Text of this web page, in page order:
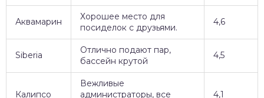
Аквамарин
Хорошее место для
посиделок с друзьями.
4,6
Siberia
Отлично подают пар,
бассейн крутой
4,5
Калипсо
Вежливые
администраторы, все
4,1